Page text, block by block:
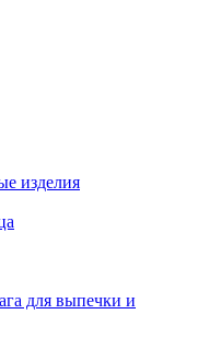
изделия
для выпечки и